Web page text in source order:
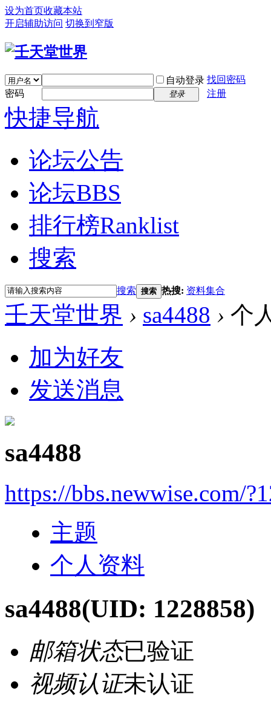
设为首页收藏本站
开启辅助访问 切换到窄版
自动登录 找回密码
密码
登录 注册
快捷导航
论坛公告
论坛BBS
排行榜Ranklist
搜索
搜索 搜索 热搜: 资料集合
壬天堂世界 › sa4488 › 个
加为好友
发送消息
sa4488
https://bbs.newwise.com/
主题
个人资料
sa4488(UID: 1228858)
邮箱状态已验证
视频认证未认证